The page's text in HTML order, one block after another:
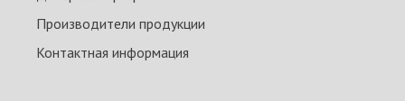
Производители продукции
Контактная информация